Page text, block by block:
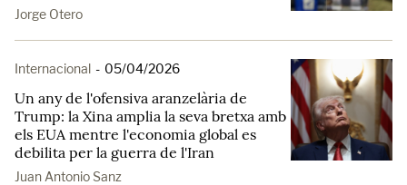
Jorge Otero
Internacional - 05/04/2026
Un any de l'ofensiva aranzelària de
Trump: la Xina amplia la seva bretxa amb
els EUA mentre l'economia global es
debilita per la guerra de l'Iran
Juan Antonio Sanz